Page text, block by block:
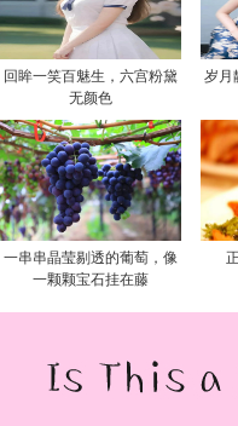
回眸一笑百魅生，六宫粉黛
无颜色
岁月
一串串晶莹剔透的葡萄，像
一颗颗宝石挂在藤